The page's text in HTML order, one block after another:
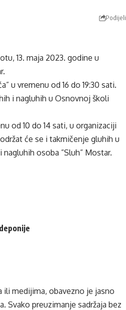
Podijeli
13. maja 2023. godine u
u vremenu od 16 do 19:30 sati.
i nagluhih u Osnovnoj školi
od 10 do 14 sati, u organizaciji
će se i takmičenje gluhih u
osoba ”Sluh” Mostar.
medijima, obavezno je jasno
. Svako preuzimanje sadržaja bez